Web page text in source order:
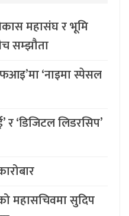
महासंघ र भूमि
सम्झौता
‘नाइमा स्पेसल
र ‘डिजिटल लिडरसिप’
महासचिवमा सुदिप